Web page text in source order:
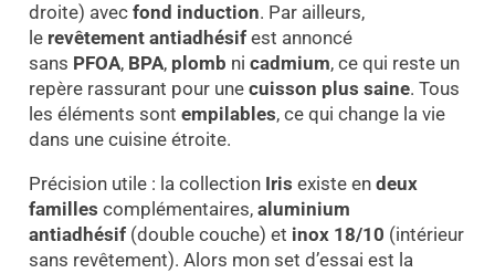
droite) avec fond induction. Par ailleurs,
le revêtement antiadhésifest annoncé
sans PFOA, BPA, plomb ni cadmium, ce qui reste un
repère rassurant pour une cuisson plus saine. Tous
les éléments sont empilables, ce qui change la vie
dans une cuisine étroite.
Précision utile : la collection Iris existe en deux
familles complémentaires, aluminium
antiadhésif(double couche) et inox 18/10 (intérieur
sans revêtement). Alors mon set d’essai est la